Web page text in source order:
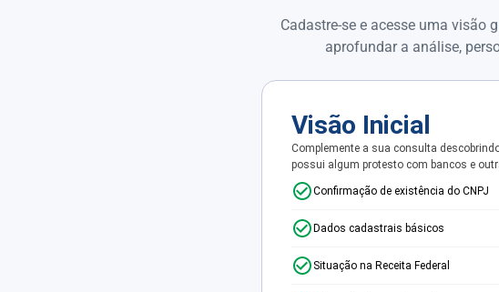
Cadastre-se e acesse uma visão
aprofundar a análise,
Visão Inicial
Complemente a sua consulta
possui algum protesto com bancos e
Confirmação de existência do CNPJ
Dados cadastrais básicos
Situação na Receita Federal